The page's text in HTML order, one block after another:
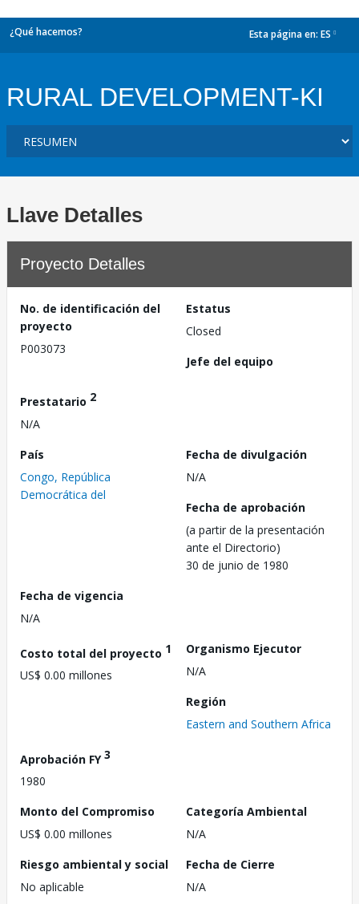
¿Qué hacemos? Esta página en: ES
RURAL DEVELOPMENT-KI
Llave Detalles
Proyecto Detalles
No. de identificación del
proyecto
P003073
Estatus
Closed
Jefe del equipo
Prestatario 2
N/A
País
Congo, República
Democrática del
Fecha de divulgación
N/A
Fecha de aprobación
(a partir de la presentación
ante el Directorio)
30 de junio de 1980
Fecha de vigencia
N/A
Costo total del proyecto 1
US$ 0.00 millones
Organismo Ejecutor
N/A
Región
Eastern and Southern Africa
Aprobación FY3
1980
Monto del Compromiso
US$ 0.00 millones
Categoría Ambiental
N/A
Riesgo ambiental y social
No aplicable
Fecha de Cierre
N/A